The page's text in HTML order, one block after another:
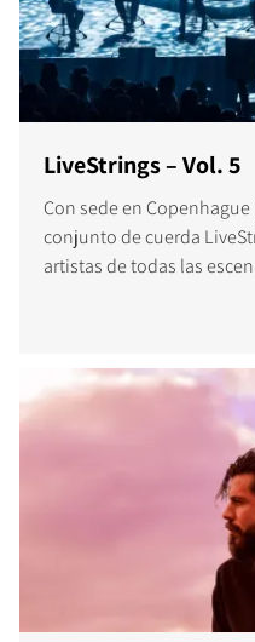
LiveStrings – Vol. 5
Con sede en
conjunto de cuerda
artistas de todas las